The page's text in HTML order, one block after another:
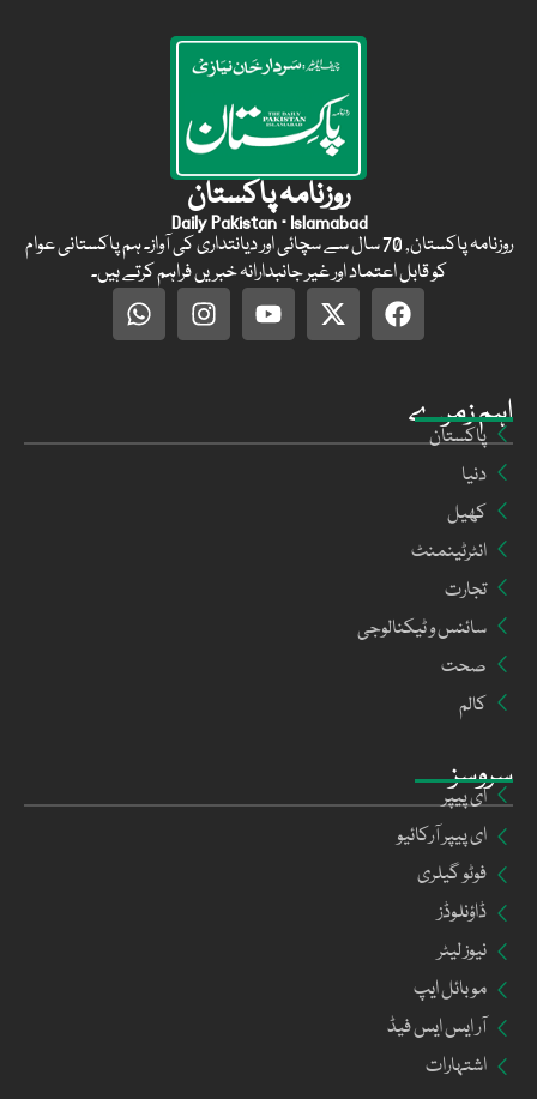
سروسز
ای پیپر
ای پیپر آرکائیو
فوٹو گیلری
ڈاؤنلوڈز
نیوز لیٹر
موبائل ایپ
آر ایس ایس فیڈ
اشتہارات
اہم زمرے
پاکستان
دنیا
کھیل
انٹرٹینمنٹ
تجارت
سائنس و ٹیکنالوجی
صحت
کالم
روزنامہ پاکستان
Daily Pakistan · Islamabad
روزنامہ پاکستان, 70 سال سے سچائی اور دیانتداری کی آواز۔ ہم پاکستانی عوام
کو قابل اعتماد اور غیر جانبدارانہ خبریں فراہم کرتے ہیں۔